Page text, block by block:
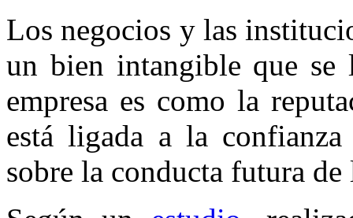
Los negocios y las
un bien intangible que se
empresa es como la
está ligada a la
sobre la conducta futura